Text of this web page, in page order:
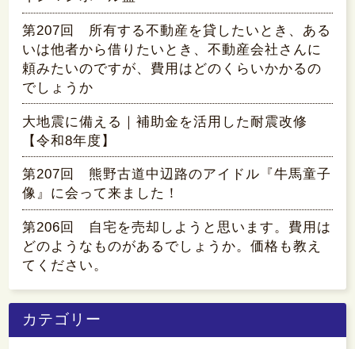
第207回 所有する不動産を貸したいとき、ある
いは他者から借りたいとき、不動産会社さんに
頼みたいのですが、費用はどのくらいかかるの
でしょうか
大地震に備える｜補助金を活用した耐震改修
【令和8年度】
第207回 熊野古道中辺路のアイドル『牛馬童子
像』に会って来ました！
第206回 自宅を売却しようと思います。費用は
どのようなものがあるでしょうか。価格も教え
てください。
カテゴリー